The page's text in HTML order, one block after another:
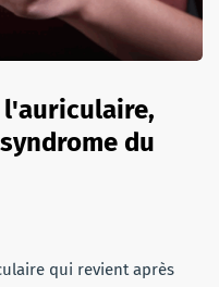
l'auriculaire,
du
qui revient après